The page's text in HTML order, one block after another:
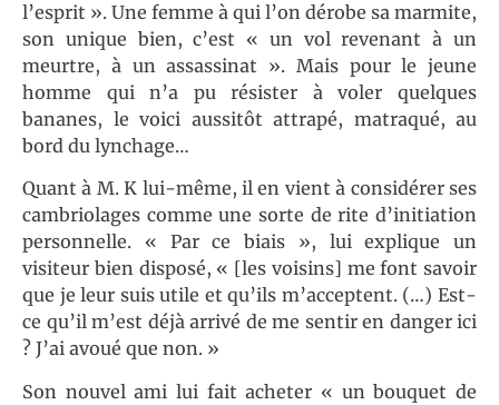
l’esprit ». Une femme à qui l’on dérobe sa marmite,
son unique bien, c’est « un vol revenant à un
meurtre, à un assassinat ». Mais pour le jeune
homme qui n’a pu résister à voler quelques
bananes, le voici aussitôt attrapé, matraqué, au
bord du lynchage…
Quant à M. K lui-même, il en vient à considérer ses
cambriolages comme une sorte de rite d’initiation
personnelle. « Par ce biais », lui explique un
visiteur bien disposé, « [les voisins] me font savoir
que je leur suis utile et qu’ils m’acceptent. (…) Est-
ce qu’il m’est déjà arrivé de me sentir en danger ici
? J’ai avoué que non. »
Son nouvel ami lui fait acheter « un bouquet de